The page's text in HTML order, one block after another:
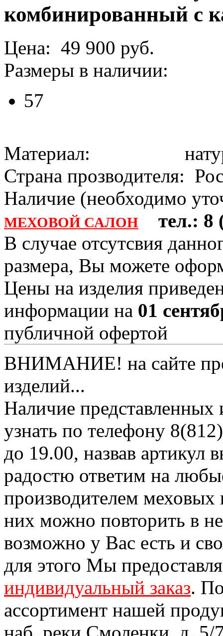
комбинированный с
Цена: 49 900 руб.
Размеры в наличии:
57
Материал:
Страна прозводителя:
Наличие (необходимо
МЕХОВОЙ САЛОН
тел.: 8
В случае отсутсвия
размера, Вы можете
Цены на изделия
информации на 01
публичной офертой
ВНИМАНИЕ! на сайте
изделий...
Наличие
узнать по телефону
до 19.00, назвав
радостю ответим на
производителем
них можно повторить в
возможно у Вас есть и
для этого Мы
индивидуальный заказ.
ассортимент нашей